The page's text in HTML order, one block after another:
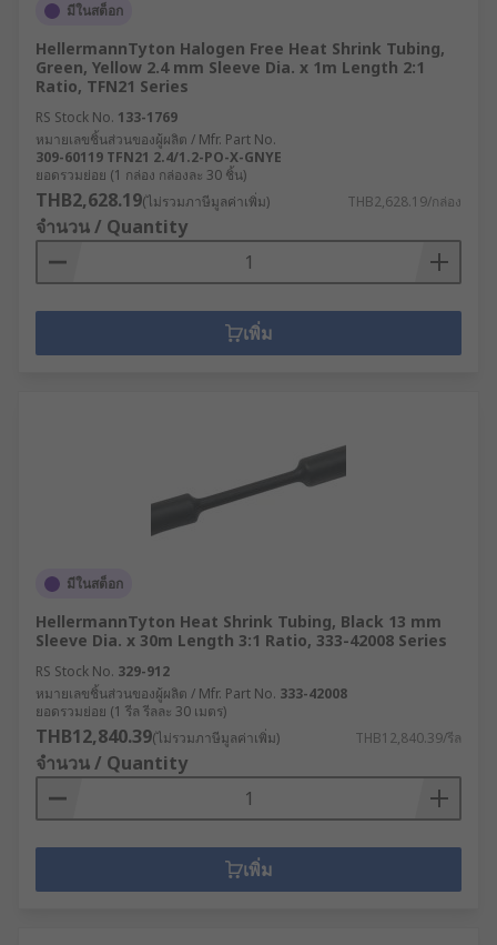
มีในสต็อก
HellermannTyton Halogen Free Heat Shrink Tubing,
Green, Yellow 2.4 mm Sleeve Dia. x 1m Length 2:1
Ratio, TFN21 Series
RS Stock No. 133-1769
หมายเลขชิ้นส่วนของผู้ผลิต / Mfr. Part No.
309-60119 TFN21 2.4/1.2-PO-X-GNYE
ยอดรวมย่อย (1 กล่อง กล่องละ 30 ชิ้น)
THB2,628.19(ไม่รวมภาษีมูลค่าเพิ่ม) THB2,628.19/กล่อง
จำนวน / Quantity
เพิ่ม
มีในสต็อก
HellermannTyton Heat Shrink Tubing, Black 13 mm
Sleeve Dia. x 30m Length 3:1 Ratio, 333-42008 Series
RS Stock No. 329-912
หมายเลขชิ้นส่วนของผู้ผลิต / Mfr. Part No. 333-42008
ยอดรวมย่อย (1 รีล รีลละ 30 เมตร)
THB12,840.39(ไม่รวมภาษีมูลค่าเพิ่ม) THB12,840.39/รีล
จำนวน / Quantity
เพิ่ม